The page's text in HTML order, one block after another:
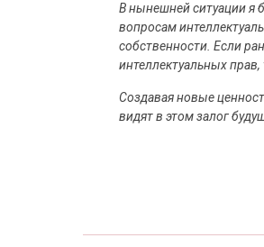
В нынешней ситуации я
вопросам
собственности. Если
интеллектуальных прав,
Создавая новые
видят в этом залог